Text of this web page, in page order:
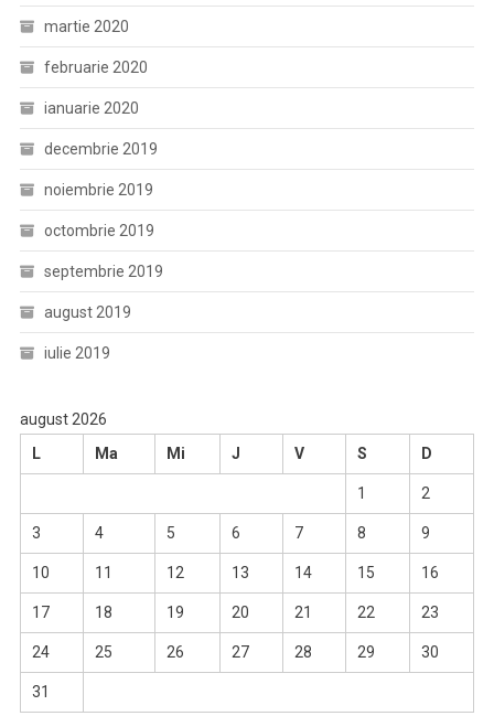
martie 2020
februarie 2020
ianuarie 2020
decembrie 2019
noiembrie 2019
octombrie 2019
septembrie 2019
august 2019
iulie 2019
august 2026
L
Ma Mi J V S D
1 2
3 4 5 6 7 8 9
10 11 12 13 14 15 16
17 18 19 20 21 22 23
24 25 26 27 28 29 30
31